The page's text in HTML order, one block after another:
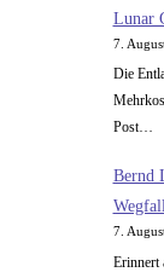
Lunar
7.
Die
Post…
Bernd
7.
Erinnert